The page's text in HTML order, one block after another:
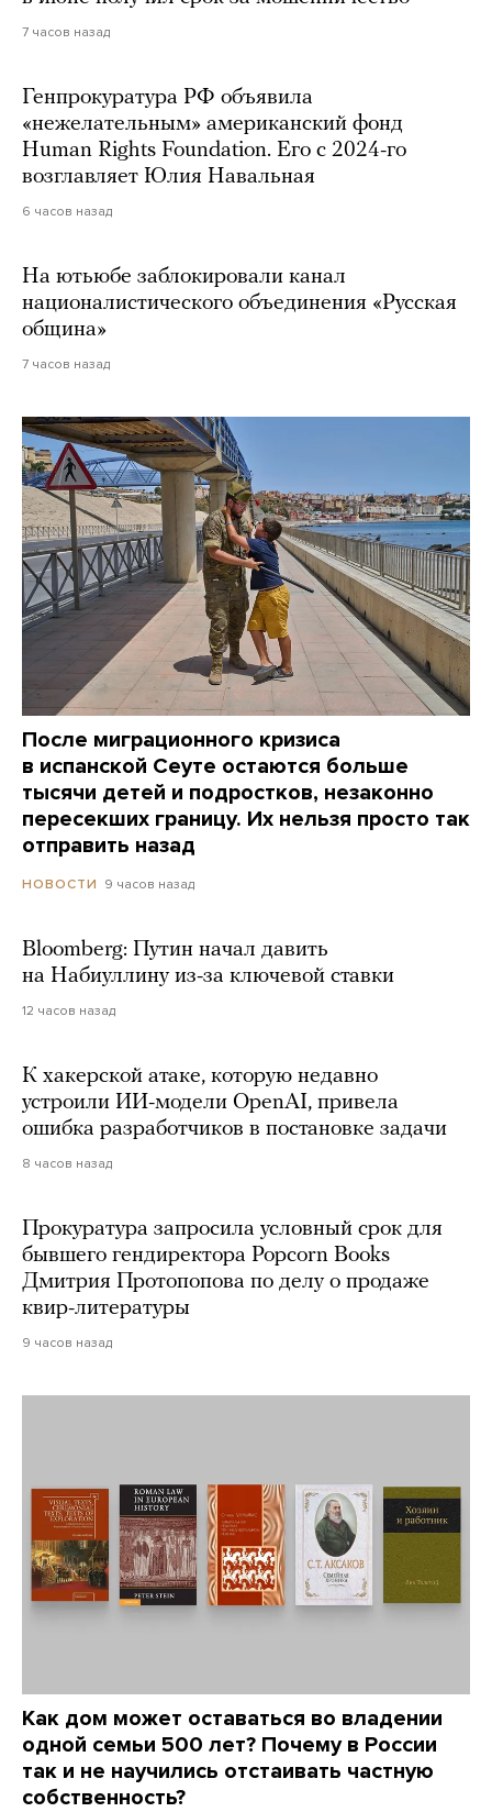
7 часов назад
Генпрокуратура РФ объявила
«нежелательным» американский фонд
Human Rights Foundation. Его с 2024-го
возглавляет Юлия Навальная
6 часов назад
На ютьюбе заблокировали канал
националистического объединения «Русская
община»
7 часов назад
После миграционного кризиса
в испанской Сеуте остаются больше
тысячи детей и подростков, незаконно
пересекших границу. Их нельзя просто так
отправить назад
НОВОСТИ 9 часов назад
Bloomberg: Путин начал давить
на Набиуллину из-за ключевой ставки
12 часов назад
К хакерской атаке, которую недавно
устроили ИИ-модели OpenAI, привела
ошибка разработчиков в постановке задачи
8 часов назад
Прокуратура запросила условный срок для
бывшего гендиректора Popcorn Books
Дмитрия Протопопова по делу о продаже
квир-литературы
9 часов назад
Как дом может оставаться во владении
одной семьи 500 лет? Почему в России
так и не научились отстаивать частную
собственность?